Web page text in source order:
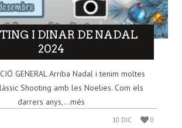
I DINAR DE NADAL
2024
GENERAL Arriba Nadal i tenim moltes
Shooting amb les Noelies. Com els
darrers anys,...més
10 DIC 0